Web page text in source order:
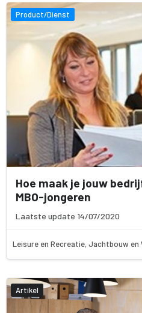
Product/Dienst
Hoe maak je jouw
MBO-jongeren
Laatste update 14/07/2020
Leisure en Recreatie, Jachtbouw
Artikel